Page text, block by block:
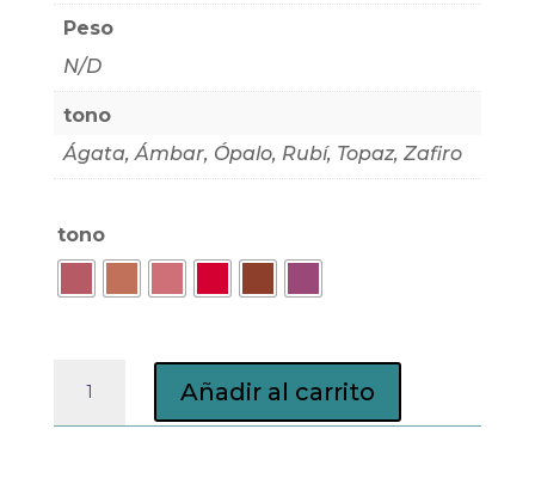
Peso
N/D
tono
Ágata, Ámbar, Ópalo, Rubí, Topaz, Zafiro
tono
Añadir al carrito